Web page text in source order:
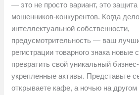
— это не просто вариант, это
мошенников-конкурентов. Когда
интеллектуальной собственности,
предусмотрительность — ваш
регистрации товарного знака новые
превратить свой уникальный
укрепленные активы. Представьте
открываете кафе, а ночью на другом